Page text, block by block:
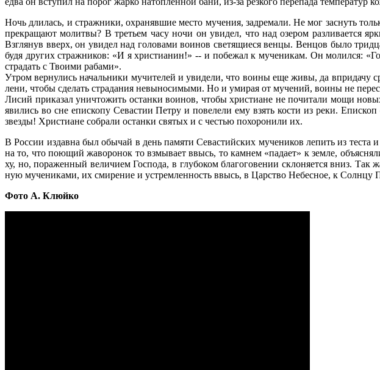
Ночь дли­лась, и страж­ни­ки, охра­няв­шие ме­сто му­че­ния, за­дре­ма­ли. Не мог за­снуть
пре­кра­ща­ют мо­лит­вы? В тре­тьем ча­су но­чи он уви­дел, что над озе­ром раз­ли­ва­ет­ся
Взгля­нув вверх, он уви­дел над го­ло­ва­ми во­и­нов све­тя­щи­е­ся вен­цы. Вен­цов бы­ло
бу­дя дру­гих страж­ни­ков: «И я хри­сти­а­нин!» -- и по­бе­жал к му­че­ни­кам. Он мо­лил­ся:
стра­дать с Тво­и­ми ра­ба­ми».
Утром вер­ну­лись на­чаль­ни­ки му­чи­те­лей и уви­де­ли, что во­и­ны еще жи­вы, да
ле­ни, чтобы сде­лать стра­да­ния невы­но­си­мы­ми. Но и уми­рая от му­че­ний, во­и­ны не
Ли­сий при­ка­зал уни­что­жить остан­ки во­и­нов, чтобы хри­сти­ане не по­чи­та­ли мо­щи
яви­лись во сне епи­ско­пу Се­ва­стии Пет­ру и по­ве­ле­ли ему взять ко­сти из ре­ки.
звез­ды! Хри­сти­ане со­бра­ли остан­ки свя­тых и с че­стью по­хо­ро­ни­ли их.
В Рос­сии из­дав­на был обы­чай в день па­мя­ти Се­ва­стий­ских му­че­ни­ков ле­пить из
на то, что по­ю­щий жа­во­ро­нок то взмы­ва­ет ввысь, то кам­нем «па­да­ет» к зем­ле,
ху, но, по­ра­жен­ный ве­ли­чи­ем Гос­по­да, в глу­бо­ком бла­го­го­ве­нии скло­ня­ет­ся вниз.
ную му­че­ни­ка­ми, их сми­ре­ние и устрем­лен­ность ввысь, в Цар­ство Небес­ное, к Солн­цу
Фото А. Клюйко